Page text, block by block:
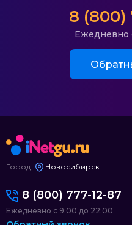
8 (800)
Ежедневно
Город: Новосибирск
8 (800) 777-12-87
Ежедневно с 9:00 до 22:00